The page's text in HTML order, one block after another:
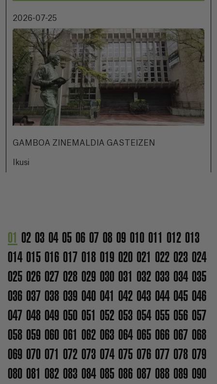
2026-07-25
GAMBOA ZINEMALDIA GASTEIZEN
Ikusi
01 02 03 04 05 06 07 08 09 010 011 012 013
014 015 016 017 018 019 020 021 022 023 024
025 026 027 028 029 030 031 032 033 034 035
036 037 038 039 040 041 042 043 044 045 046
047 048 049 050 051 052 053 054 055 056 057
058 059 060 061 062 063 064 065 066 067 068
069 070 071 072 073 074 075 076 077 078 079
080 081 082 083 084 085 086 087 088 089 090